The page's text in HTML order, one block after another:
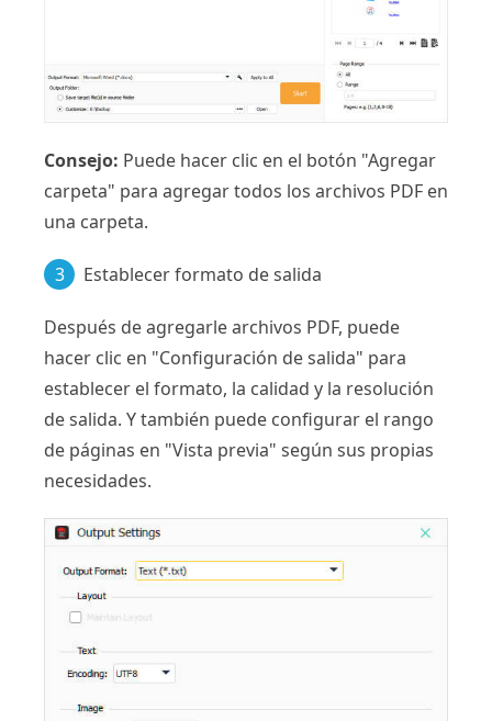
Consejo: Puede hacer clic en el botón "Agregar
carpeta" para agregar todos los archivos PDF en
una carpeta.
3 Establecer formato de salida
Después de agregarle archivos PDF, puede
hacer clic en "Configuración de salida" para
establecer el formato, la calidad y la resolución
de salida. Y también puede configurar el rango
de páginas en "Vista previa" según sus propias
necesidades.